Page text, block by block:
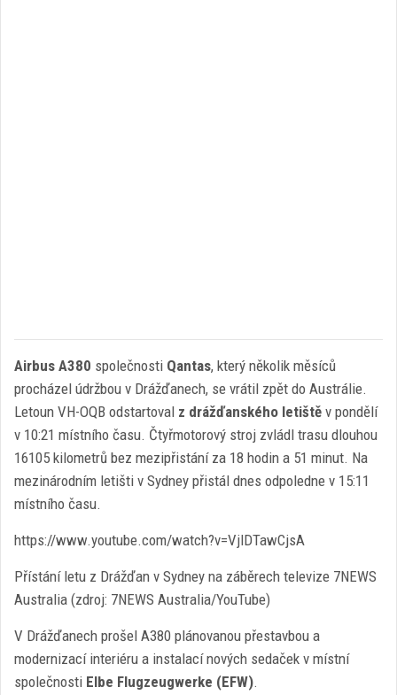
Airbus A380 společnosti Qantas, který několik měsíců
procházel údržbou v Drážďanech, se vrátil zpět do Austrálie.
Letoun VH-OQB odstartoval z drážďanského letiště v pondělí
v 10:21 místního času. Čtyřmotorový stroj zvládl trasu dlouhou
16105 kilometrů bez mezipřistání za 18 hodin a 51 minut. Na
mezinárodním letišti v Sydney přistál dnes odpoledne v 15:11
místního času.
https://www.youtube.com/watch?v=VjlDTawCjsA
Přístání letu z Drážďan v Sydney na záběrech televize 7NEWS
Australia (zdroj: 7NEWS Australia/YouTube)
V Drážďanech prošel A380 plánovanou přestavbou a
modernizací interiéru a instalací nových sedaček v místní
společnosti Elbe Flugzeugwerke (EFW).